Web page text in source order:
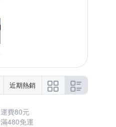
近期熱銷
運費80元
滿480免運